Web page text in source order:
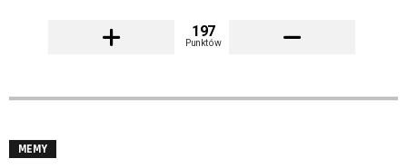
197
Punktów
MEMY